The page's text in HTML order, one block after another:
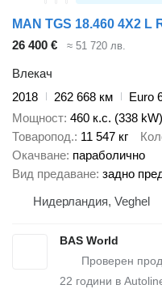
MAN TGS 18.460 4X2 L
26 400 €
≈ 51 720 лв.
Влекач
2018
262 668 км
Euro
Мощност 460 к.с. (338 kW)
Товаропод. 11 547 кг
Окачване параболично
Вид предаване задно
Нидерландия, Veghel
BAS World
22 години в